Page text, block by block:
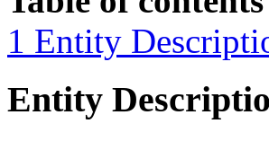
1 Entity
Entity